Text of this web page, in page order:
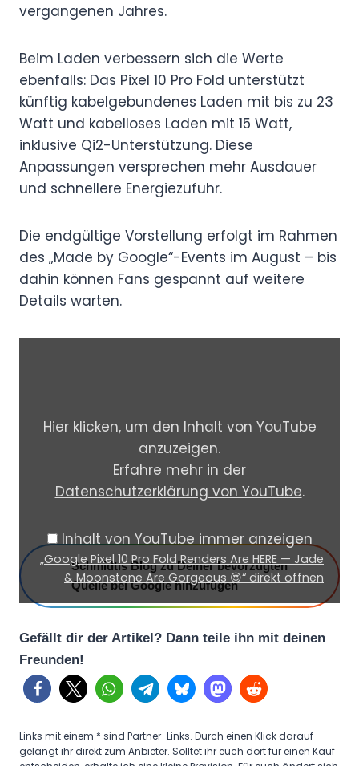
vergangenen Jahres.
Beim Laden verbessern sich die Werte
ebenfalls: Das Pixel 10 Pro Fold unterstützt
künftig kabelgebundenes Laden mit bis zu 23
Watt und kabelloses Laden mit 15 Watt,
inklusive Qi2-Unterstützung. Diese
Anpassungen versprechen mehr Ausdauer
und schnellere Energiezufuhr.
Die endgültige Vorstellung erfolgt im Rahmen
des „Made by Google“-Events im August – bis
dahin können Fans gespannt auf weitere
Details warten.
g
l
P
x
e
l
0
r
o
F
o
Hier klicken, um den Inhalt von YouTube
anzuzeigen.
Erfahre mehr in der
Datenschutzerklärung von YouTube.
Inhalt von YouTube immer anzeigen
„Google Pixel 10 Pro Fold Renders Are HERE — Jade
& Moonstone Are Gorgeous 😍“ direkt öffnen
Schmidtis Blog zu Deiner bevorzugten
Quelle bei Google hinzufügen
Gefällt dir der Artikel? Dann teile ihn mit deinen
Freunden!
Links mit einem * sind Partner-Links. Durch einen Klick darauf
gelangt ihr direkt zum Anbieter. Solltet ihr euch dort für einen Kauf